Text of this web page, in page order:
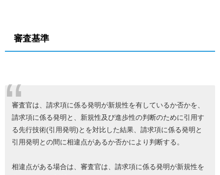
審査基準
審査官は、請求項に係る発明が新規性を有しているか否かを、
請求項に係る発明と、新規性及び進歩性の判断のために引用す
る先行技術(引用発明) とを対比した結果、請求項に係る発明と
引用発明との間に相違点があるか否かにより判断する。
相違点がある場合は、審査官は、請求項に係る発明が新規性を